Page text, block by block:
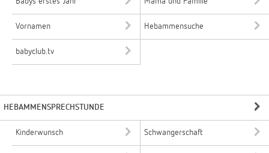
Vornamen Hebammensuche
babyclub.tv
HEBAMMENSPRECHSTUNDE
Kinderwunsch Schwangerschaft